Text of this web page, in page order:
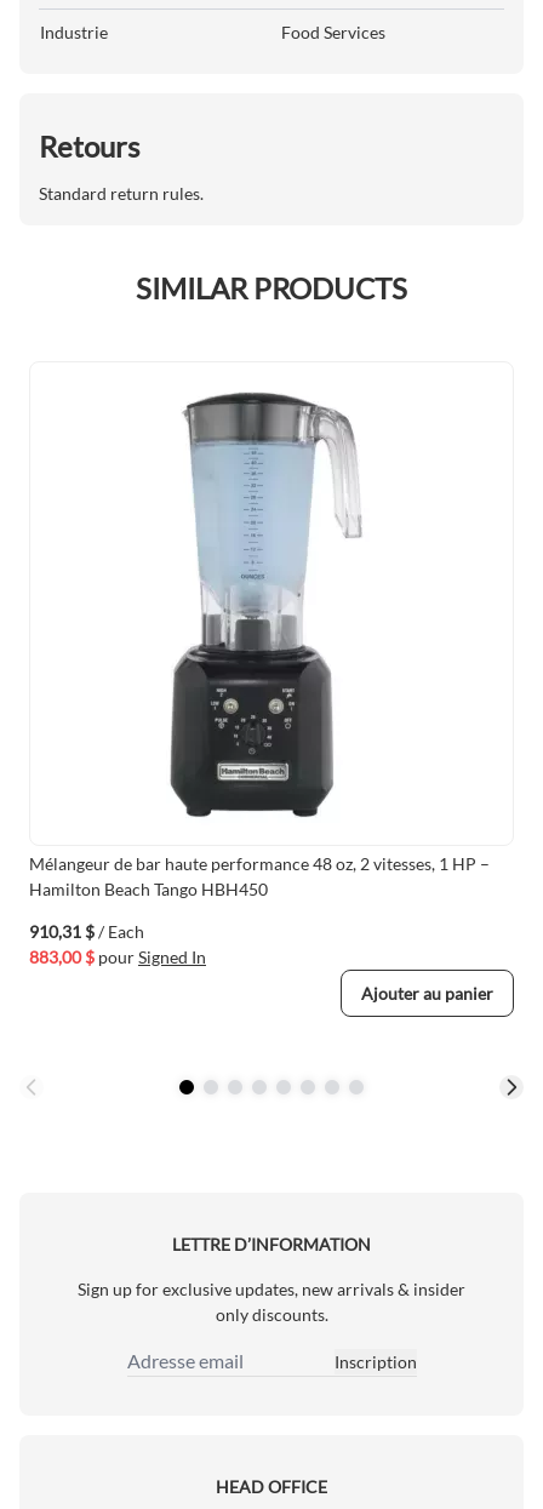
Industrie Food Services
Retours
Standard return rules.
SIMILAR PRODUCTS
Mélangeur de bar haute performance 48 oz, 2 vitesses, 1 HP –
Hamilton Beach Tango HBH450
910,31 $/ Each
883,00 $ pourSigned In
Ajouter au panier
LETTRE D’INFORMATION
Sign up for exclusive updates, new arrivals & insider
only discounts.
Adresse email
Inscription
HEAD OFFICE